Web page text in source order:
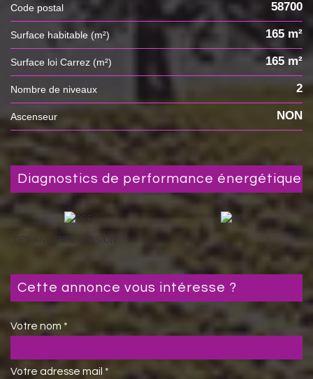
Code postal 58700
Surface habitable (m²) 165 m²
Surface loi Carrez (m²) 165 m²
Nombre de niveaux 2
Ascenseur NON
diagnostics de performance énergétique
DPE ANCIENNE VERSION
cette annonce vous intéresse ?
Votre nom *
Votre adresse mail *